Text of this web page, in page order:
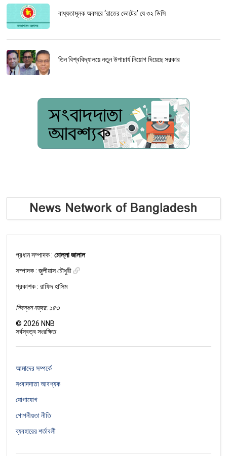
বাধ্যতামূলক অবসরে ‘রাতের ভোটের’ যে ৩২ ডিসি
তিন বিশ্ববিদ্যালয়ে নতুন উপাচার্য নিয়োগ দিয়েছে সরকার
প্রধান সম্পাদক :মোল্লা জালাল
সম্পাদক :জুলীয়াস চৌধুরী
প্রকাশক : রাফিদ হাসিম
নিবন্ধন নম্বর: ১৪৩
©2026 NNB
সর্বস্বত্ব সংরক্ষিত
আমাদের সম্পর্কে
সংবাদদাতা আবশ্যক
যোগাযোগ
গোপনীয়তা নীতি
ব্যবহারের শর্তাবলী